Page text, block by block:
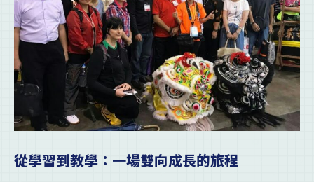
從學習到教學：一場雙向成長的旅程